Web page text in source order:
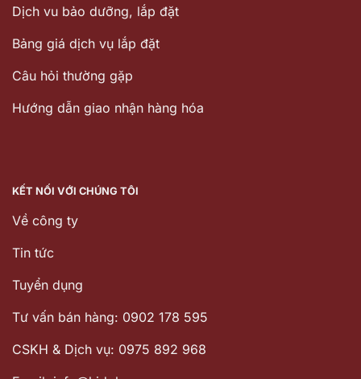
Dịch vu bảo dưỡng, lắp đặt
Bảng giá dịch vụ lắp đặt
Câu hỏi thường gặp
Hướng dẫn giao nhận hàng hóa
KẾT NỐI VỚI CHÚNG TÔI
Về công ty
Tin tức
Tuyển dụng
Tư vấn bán hàng: 0902 178 595
CSKH & Dịch vụ: 0975 892 968